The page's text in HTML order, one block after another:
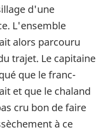
d'une
L'ensemble
alors parcouru
trajet. Le capitaine
que le franc-
et que le chaland
cru bon de faire
à ce